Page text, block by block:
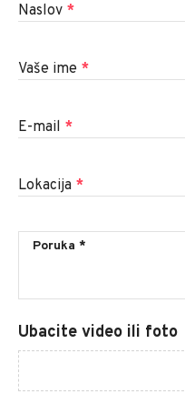
Naslov *
Vaše ime *
E-mail *
Lokacija *
Ubacite video ili foto